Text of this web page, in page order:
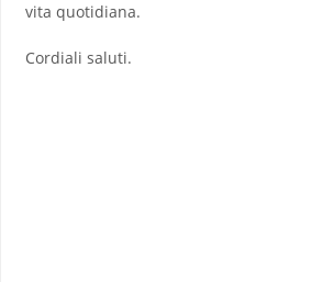
vita quotidiana.
Cordiali saluti.